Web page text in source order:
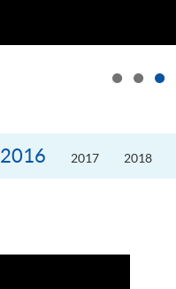
2016 2017 2018